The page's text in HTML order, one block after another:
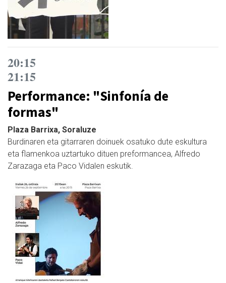
20:15
21:15
Performance: "Sinfonía de
formas"
Plaza Barrixa, Soraluze
Burdinaren eta gitarraren doinuek osatuko dute eskultura
eta flamenkoa uztartuko dituen preformancea, Alfredo
Zarazaga eta Paco Vidalen eskutik.